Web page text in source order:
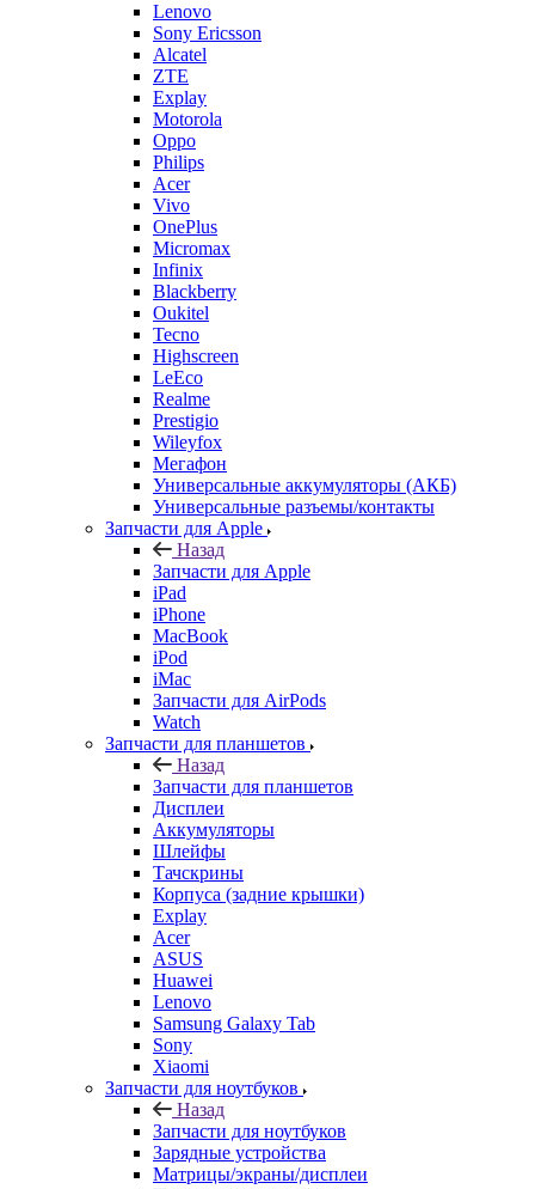
Lenovo
Sony Ericsson
Alcatel
ZTE
Explay
Motorola
Oppo
Philips
Acer
Vivo
OnePlus
Micromax
Infinix
Blackberry
Oukitel
Tecno
Highscreen
LeEco
Realme
Prestigio
Wileyfox
Мегафон
Универсальные аккумуляторы (АКБ)
Универсальные разъемы/контакты
Запчасти для Apple
Назад
Запчасти для Apple
iPad
iPhone
MacBook
iPod
iMac
Запчасти для AirPods
Watch
Запчасти для планшетов
Назад
Запчасти для планшетов
Дисплеи
Аккумуляторы
Шлейфы
Тачскрины
Корпуса (задние крышки)
Explay
Acer
ASUS
Huawei
Lenovo
Samsung Galaxy Tab
Sony
Xiaomi
Запчасти для ноутбуков
Назад
Запчасти для ноутбуков
Зарядные устройства
Матрицы/экраны/дисплеи